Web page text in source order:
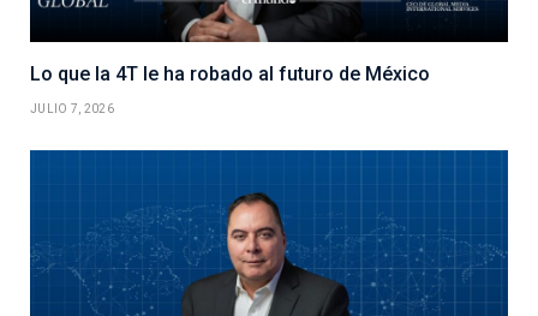
Lo que la 4T le ha robado al futuro de México
JULIO 7, 2026